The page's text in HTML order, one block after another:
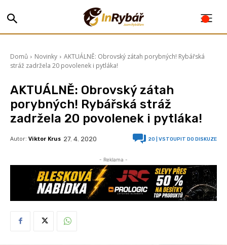
Domů Novinky
AKTUÁLNĚ: Obrovský zátah porybných! Rybářská
stráž zadržela 20 povolenek i pytláka!
AKTUÁLNĚ: Obrovský zátah
porybných! Rybářská stráž
zadržela 20 povolenek i pytláka!
Autor: Viktor Krus 27. 4. 2020 20 | VSTOUPIT DO DISKUZE
- Reklama -